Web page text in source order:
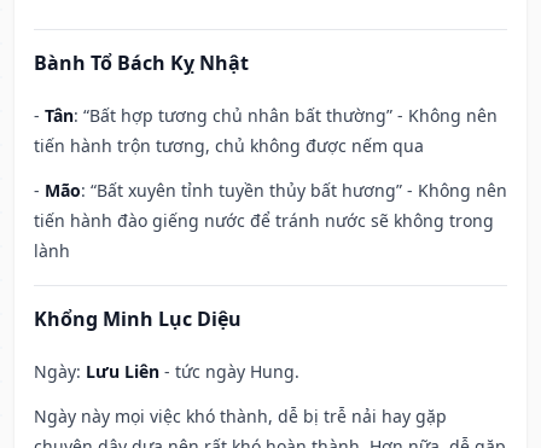
Bành Tổ Bách Kỵ Nhật
- Tân: “Bất hợp tương chủ nhân bất thường” - Không nên
tiến hành trộn tương, chủ không được nếm qua
- Mão: “Bất xuyên tỉnh tuyền thủy bất hương” - Không nên
tiến hành đào giếng nước để tránh nước sẽ không trong
lành
Khổng Minh Lục Diệu
Ngày: Lưu Liên - tức ngày Hung.
Ngày này mọi việc khó thành, dễ bị trễ nải hay gặp